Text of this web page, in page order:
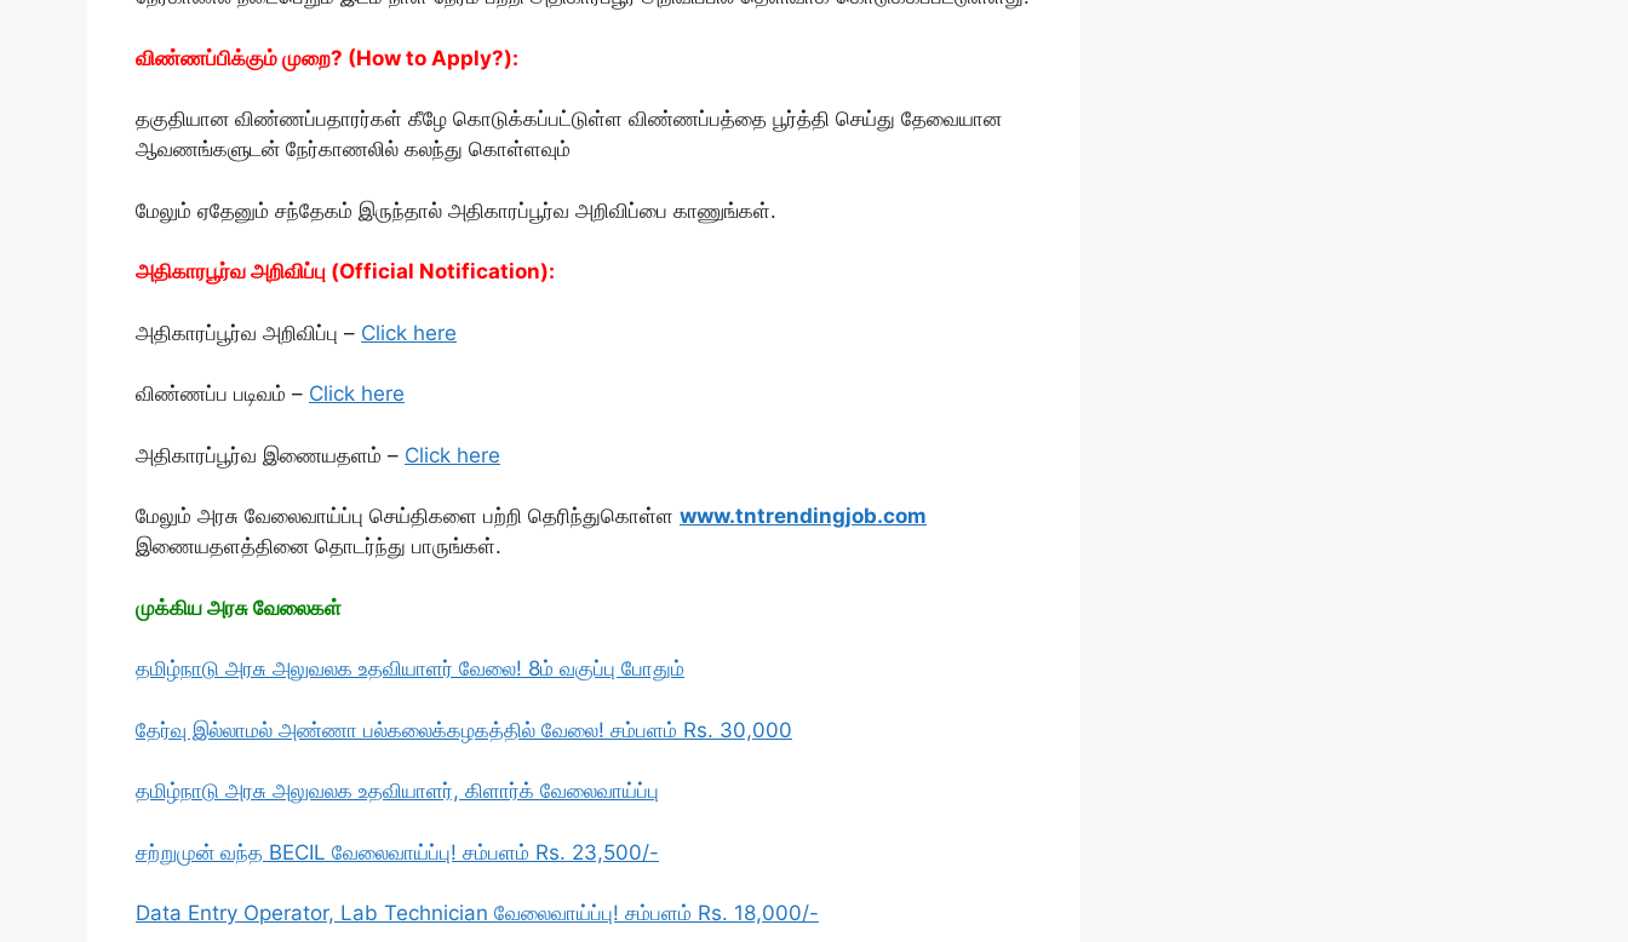
விண்ணப்பிக்கும் முறை? (How to Apply?):
தகுதியான விண்ணப்பதாரர்கள் கீழே கொடுக்கப்பட்டுள்ள விண்ணப்பத்தை பூர்த்தி செய்து தேவையான
ஆவணங்களுடன் நேர்காணலில் கலந்து கொள்ளவும்
மேலும் ஏதேனும் சந்தேகம் இருந்தால் அதிகாரப்பூர்வ அறிவிப்பை காணுங்கள்.
அதிகாரபூர்வ அறிவிப்பு (Official Notification):
அதிகாரப்பூர்வ அறிவிப்பு – Click here
விண்ணப்ப படிவம் – Click here
அதிகாரப்பூர்வ இணையதளம் – Click here
மேலும் அரசு வேலைவாய்ப்பு செய்திகளை பற்றி தெரிந்துகொள்ள www.tntrendingjob.com
இணையதளத்தினை தொடர்ந்து பாருங்கள்.
முக்கிய அரசு வேலைகள்
தமிழ்நாடு அரசு அலுவலக உதவியாளர் வேலை! 8ம் வகுப்பு போதும்
தேர்வு இல்லாமல் அண்ணா பல்கலைக்கழகத்தில் வேலை! சம்பளம் Rs. 30,000
தமிழ்நாடு அரசு அலுவலக உதவியாளர், கிளார்க் வேலைவாய்ப்பு
சற்றுமுன் வந்த BECIL வேலைவாய்ப்பு! சம்பளம் Rs. 23,500/-
Data Entry Operator, Lab Technician வேலைவாய்ப்பு! சம்பளம் Rs. 18,000/-